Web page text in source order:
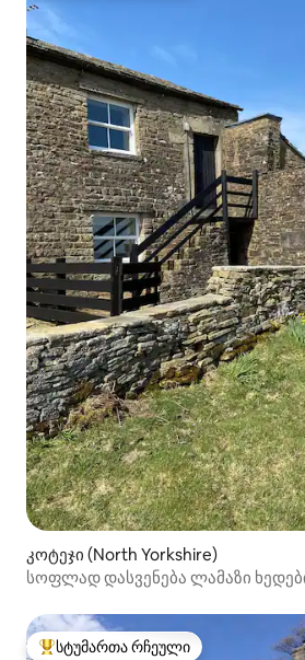
კოტეჯი (North Yorkshire)
სოფლად დასვენება ლამაზი
სტუმართა რჩეული მოწინავე
სტუმართა რჩეული